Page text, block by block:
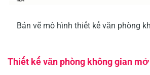
Bản vẽ mô hình thiết kế văn phòng
Thiết kế văn phòng không gian mở